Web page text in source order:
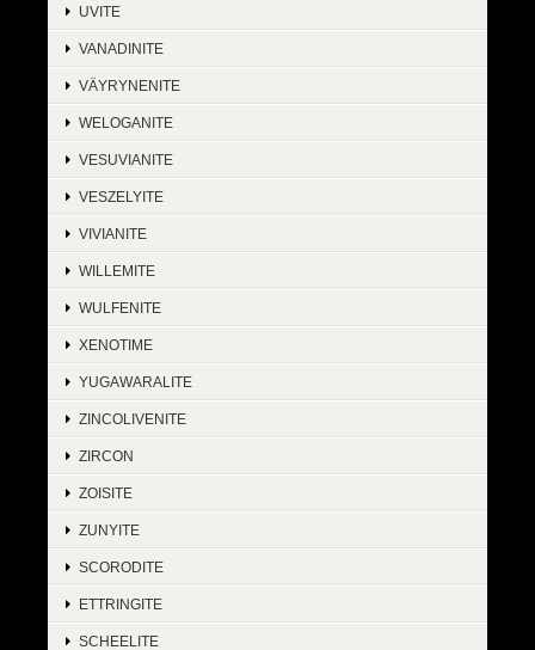
UVITE
VANADINITE
VÄYRYNENITE
WELOGANITE
VESUVIANITE
VESZELYITE
VIVIANITE
WILLEMITE
WULFENITE
XENOTIME
YUGAWARALITE
ZINCOLIVENITE
ZIRCON
ZOISITE
ZUNYITE
SCORODITE
ETTRINGITE
SCHEELITE